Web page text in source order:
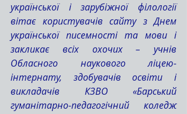
української і зарубіжної філології
вітає користувачів сайту з Днем
української писемності та мови і
закликає всіх охочих – учнів
Обласного наукового ліцею-
інтернату, здобувачів освіти і
викладачів КЗВО «Барський
гуманітарно-педагогічний коледж